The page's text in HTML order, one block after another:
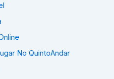
No QuintoAndar